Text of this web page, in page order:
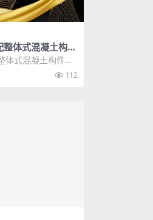
体式混凝土构件
体式混凝土构件图
沪G105 装配整...112